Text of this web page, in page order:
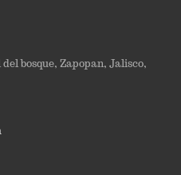
bosque, Zapopan, Jalisco,